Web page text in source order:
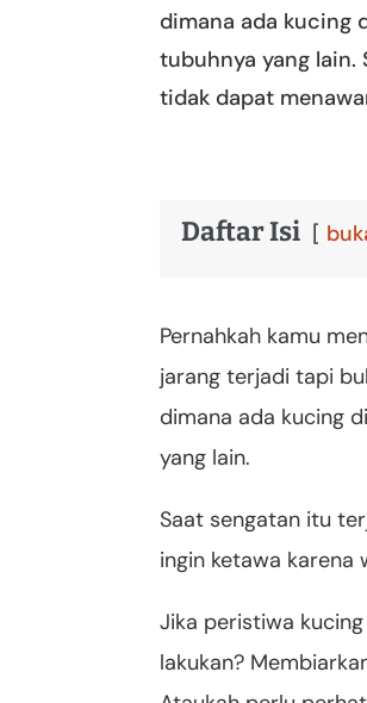
dimana ada kucing
tubuhnya yang
tidak dapat
Daftar Isi
Pernahkah kamu
jarang terjadi tapi
dimana ada kucing
yang lain.
Saat sengatan itu
ingin ketawa karena
Jika peristiwa
lakukan?